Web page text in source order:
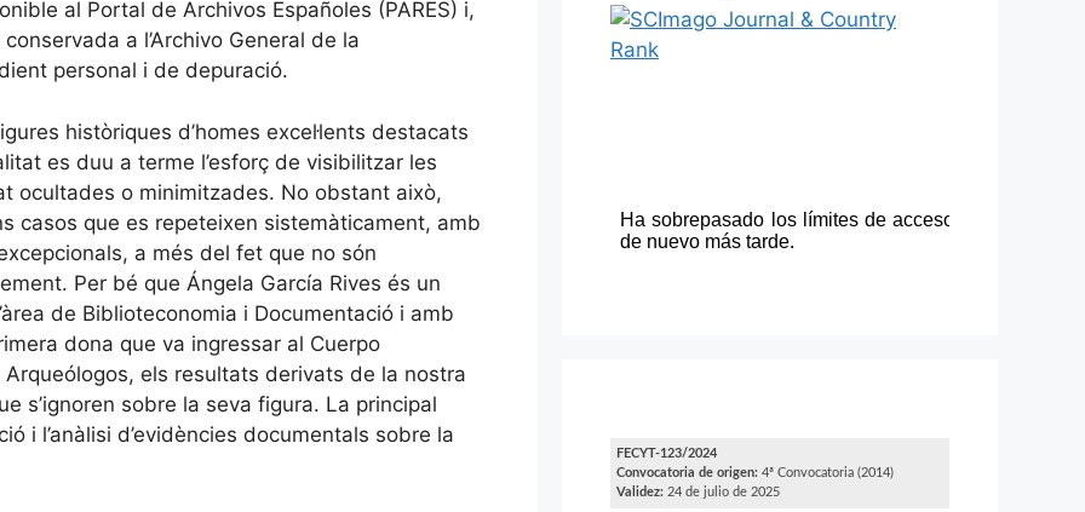
al Portal de Archivos Españoles (PARES) i,
a l’Archivo General de la
personal i de depuració.
històriques d’homes excel·lents destacats
es duu a terme l’esforç de visibilitzar les
ocultades o minimitzades. No obstant això,
casos que es repeteixen sistemàticament, amb
a més del fet que no són
Per bé que Ángela García Rives és un
de Biblioteconomia i Documentació i amb
dona que va ingressar al Cuerpo
els resultats derivats de la nostra
s’ignoren sobre la seva figura. La principal
i l’anàlisi d’evidències documentals sobre la